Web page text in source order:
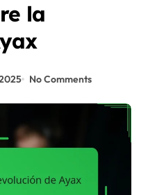
la
No Comments